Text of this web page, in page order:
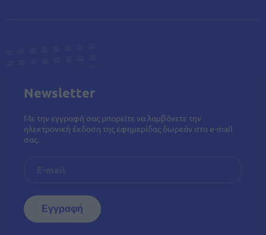
Newsletter
Με την εγγραφή σας μπορείτε να λαμβάνετε την
ηλεκτρονική έκδοση της εφημερίδας δωρεάν στο e-mail
σας.